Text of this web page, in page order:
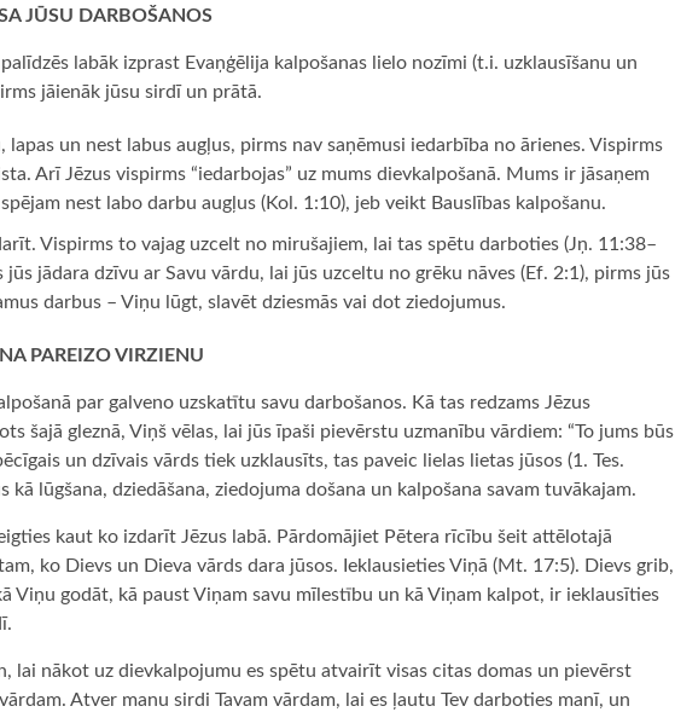
JŪSU DARBOŠANOS
labāk izprast Evaņģēlija kalpošanas lielo nozīmi (t.i. uzklausīšanu un
jāienāk jūsu sirdī un prātā.
un nest labus augļus, pirms nav saņēmusi iedarbība no ārienes. Vispirms
Arī Jēzus vispirms “iedarbojas” uz mums dievkalpošanā. Mums ir jāsaņem
nest labo darbu augļus (Kol. 1:10), jeb veikt Bauslības kalpošanu.
Vispirms to vajag uzcelt no mirušajiem, lai tas spētu darboties (Jņ. 11:38–
jādara dzīvu ar Savu vārdu, lai jūs uzceltu no grēku nāves (Ef. 2:1), pirms jūs
darbus – Viņu lūgt, slavēt dziesmās vai dot ziedojumus.
PAREIZO VIRZIENU
par galveno uzskatītu savu darbošanos. Kā tas redzams Jēzus
šajā gleznā, Viņš vēlas, lai jūs īpaši pievērstu uzmanību vārdiem: “To jums būs
un dzīvais vārds tiek uzklausīts, tas paveic lielas lietas jūsos (1. Tes.
kā lūgšana, dziedāšana, ziedojuma došana un kalpošana savam tuvākajam.
kaut ko izdarīt Jēzus labā. Pārdomājiet Pētera rīcību šeit attēlotajā
ko Dievs un Dieva vārds dara jūsos. Ieklausieties Viņā (Mt. 17:5). Dievs grib,
Viņu godāt, kā paust Viņam savu mīlestību un kā Viņam kalpot, ir ieklausīties
lai nākot uz dievkalpojumu es spētu atvairīt visas citas domas un pievērst
Atver manu sirdi Tavam vārdam, lai es ļautu Tev darboties manī, un